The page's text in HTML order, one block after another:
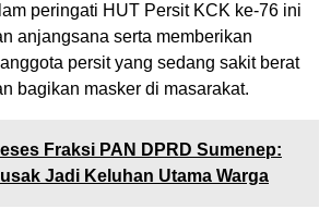
peringati HUT Persit KCK ke-76 ini
anjangsana serta memberikan
persit yang sedang sakit berat
bagikan masker di masarakat.
Fraksi PAN DPRD Sumenep:
Jadi Keluhan Utama Warga